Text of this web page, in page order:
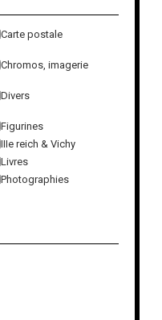
Carte postale
Chromos, imagerie
Divers
Figurines
IIIe reich & Vichy
Livres
Photographies